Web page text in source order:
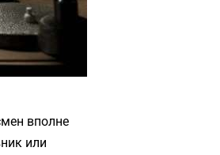
вполне
или